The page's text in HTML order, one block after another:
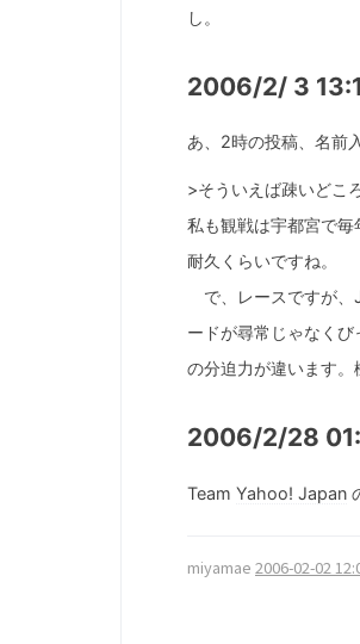
し。
2006/2/ 3
あ、2時の投稿、名前
>そういえば疎いどこ
私も観戦は宇都宮で
耐久くらいですね。
で、レースですが、
ードが尋常じゃなく
の分迫力が違います。
2006/2/28
Team Yahoo! Japan
miyamae 2006-02-02